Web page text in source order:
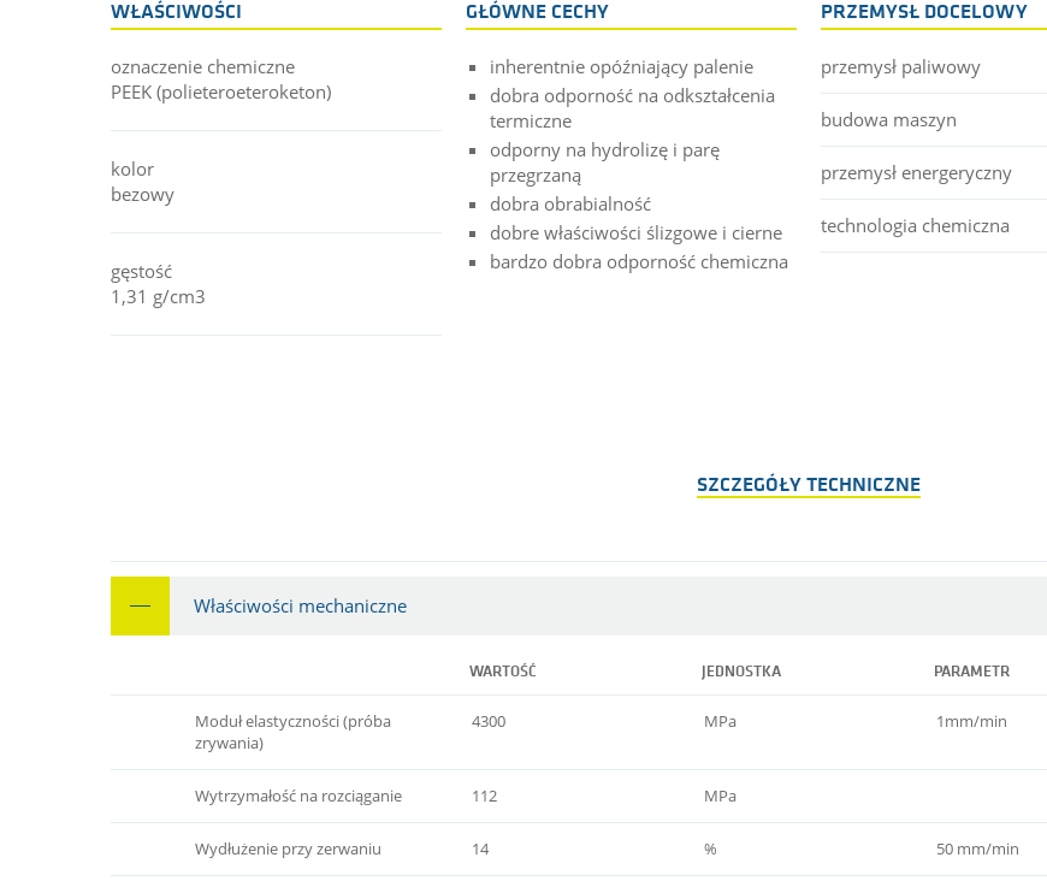
WŁAŚCIWOŚCI
oznaczenie chemiczne
PEEK (polieteroeteroketon)
kolor
bezowy
gęstość
1,31 g/cm3
GŁÓWNE CECHY
inherentnie opóźniający palenie
dobra odporność na odkształcenia
termiczne
odporny na hydrolizę i parę
przegrzaną
dobra obrabialność
dobre właściwości ślizgowe i cierne
bardzo dobra odporność chemiczna
PRZEMYSŁ DOCELOWY
przemysł paliwowy
budowa maszyn
przemysł energeryczny
technologia chemiczna
SZCZEGÓŁY TECHNICZNE
Właściwości mechaniczne
WARTOŚĆ JEDNOSTKA PARAMETR
Moduł elastyczności (próba
zrywania)
4300 MPa 1mm/min
Wytrzymałość na rozciąganie 112 MPa
Wydłużenie przy zerwaniu 14 % 50 mm/min